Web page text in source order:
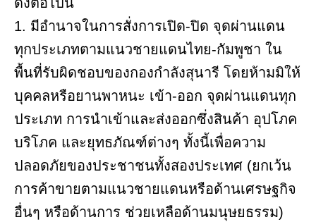
1. มีอำนาจในการสั่งการเปิด-ปิด จุดผ่านแดน
ทุกประเภทตามแนวชายแดนไทย-กัมพูชา ใน
พื้นที่รับผิดชอบของกองกําลังสุนารี โดยห้ามมิให้
บุคคลหรือยานพาหนะ เข้า-ออก จุดผ่านแดนทุก
ประเภท การนําเข้าและส่งออกซึ่งสินค้า อุปโภค
บริโภค และยุทธภัณฑ์ต่างๆ ทั้งนี้เพื่อความ
ปลอดภัยของประชาชนทั้งสองประเทศ (ยกเว้น
การค้าขายตามแนวชายแดนหรือด้านเศรษฐกิจ
อื่นๆ หรือด้านการ ช่วยเหลือด้านมนุษยธรรม)